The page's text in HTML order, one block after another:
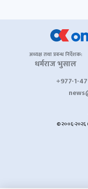
अध्यक्ष तथा प्रबन्ध निर्देशक:
धर्मराज भुसाल
+977-1-
© २००६-२०२६